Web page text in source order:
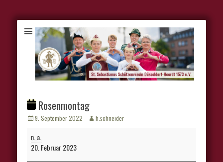
Rosenmontag
Veröffentlicht
9. September 2022 Autorh.schneider
n. a.
20. Februar 2023